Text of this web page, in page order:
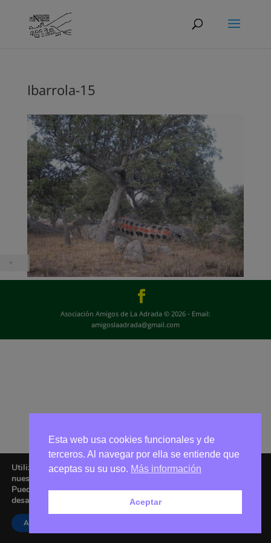
Ibarrola-15
Asociación Amigos de La Adrada © 2026 - Email:
amigoslaadrada@gmail.com
Utilizamos cookies para ofrecerte la mejor experiencia en
nuestra web.
Puedes aprender más sobre qué cookies utilizamos o
desactivarlas en los
Aceptar
Esta web usa cookies funcionales y de
terceros. Al navegar por ella se entiende que
aceptas su su uso. Más información
Aceptar